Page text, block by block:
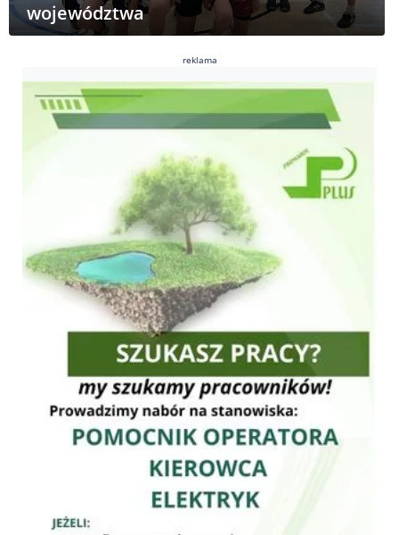
województwa
reklama